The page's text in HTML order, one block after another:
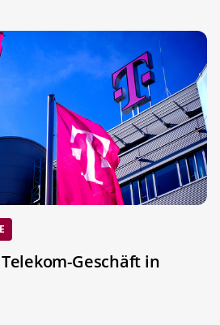
Geschäft in